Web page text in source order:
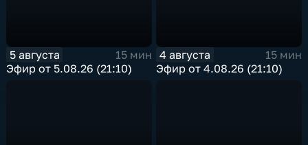
5 августа
15 мин
Эфир от 5.08.26 (21:10)
4 августа
15 мин
Эфир от 4.08.26 (21:10)